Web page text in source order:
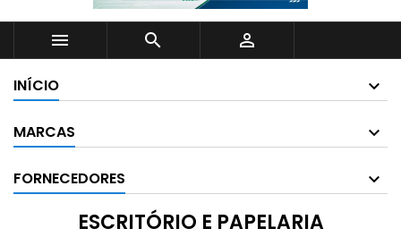
  
INÍCIO
MARCAS
FORNECEDORES
ESCRITÓRIO E PAPELARIA